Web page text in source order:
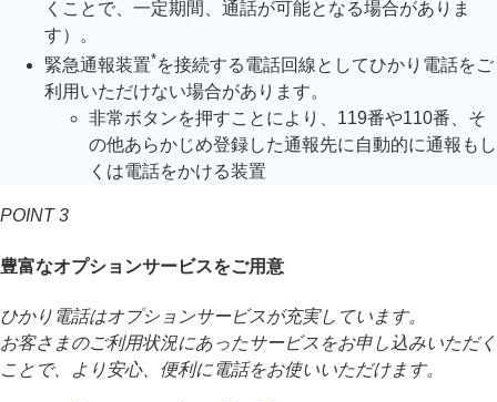
くことで、一定期間、通話が可能となる場合がありま
す）。
緊急通報装置*を接続する電話回線としてひかり電話をご
利用いただけない場合があります。
非常ボタンを押すことにより、119番や110番、そ
の他あらかじめ登録した通報先に自動的に通報もし
くは電話をかける装置
POINT 3
豊富なオプションサービスをご用意
ひかり電話はオプションサービスが充実しています。
お客さまのご利用状況にあったサービスをお申し込みいただく
ことで、より安心、便利に電話をお使いいただけます。